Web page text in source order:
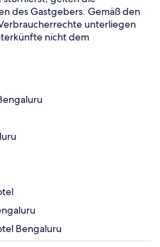
des Gastgebers. Gemäß den
unterliegen
nicht dem
Bengaluru